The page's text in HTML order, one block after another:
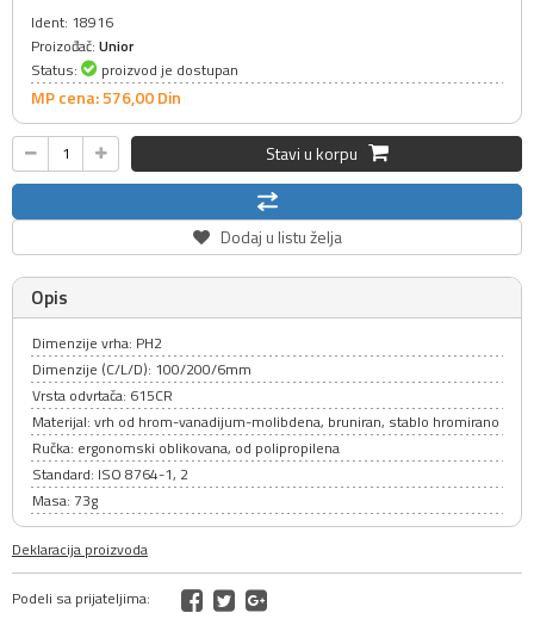
Ident: 18916
Proizođač: Unior
Status:
proizvod je dostupan
MP cena: 576,00Din
Stavi u korpu
Dodaj u listu želja
Opis
Dimenzije vrha: PH2
Dimenzije (C/L/D): 100/200/6mm
Vrsta odvrtača: 615CR
Materijal: vrh od hrom-vanadijum-molibdena, bruniran, stablo hromirano
Ručka: ergonomski oblikovana, od polipropilena
Standard: ISO 8764-1, 2
Masa: 73g
Deklaracija proizvoda
Podeli sa prijateljima: